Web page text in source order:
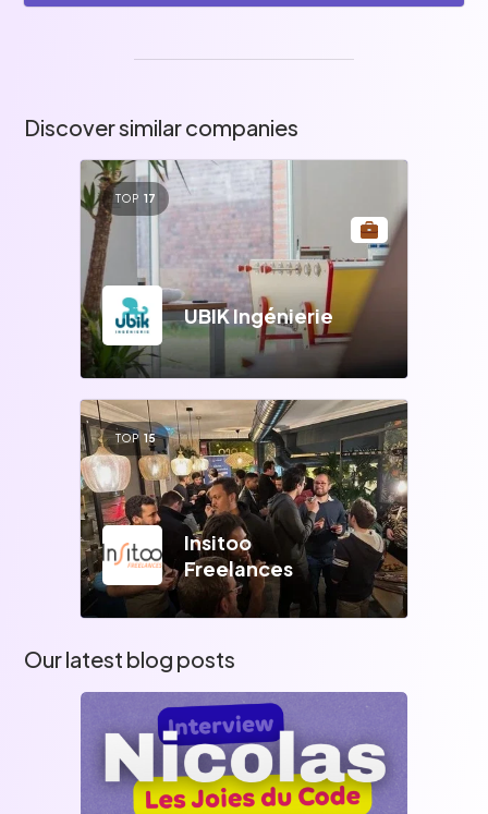
Discover similar companies
TOP 17
UBIK Ingénierie
TOP 15
Insitoo
Freelances
Our latest blog posts